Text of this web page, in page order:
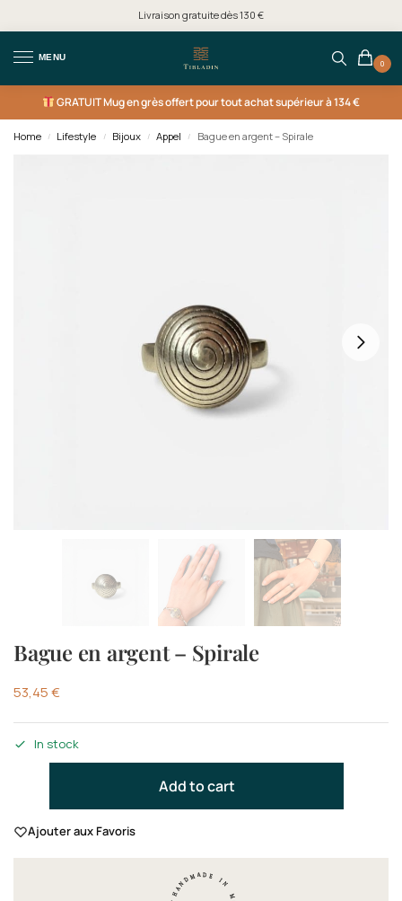
Livraison gratuite dès 130 €
MENU
0
GRATUITMug en grès offert pour tout achat supérieur à 134 €
Home / Lifestyle / Bijoux / Appel / Bague en argent – Spirale
Bague en argent – Spirale
53,45€
In stock
Add to cart
Ajouter aux Favoris